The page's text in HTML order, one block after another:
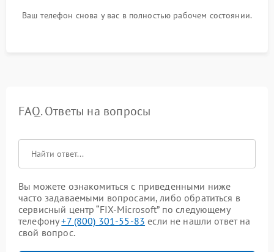
Ваш телефон снова у вас в полностью рабочем состоянии.
FAQ. Ответы на вопросы
Вы можете ознакомиться с приведенными ниже
часто задаваемыми вопросами, либо обратиться в
сервисный центр “FIX-Microsoft” по следующему
телефону+7 (800) 301-55-83 если не нашли ответ на
свой вопрос.